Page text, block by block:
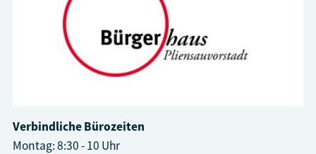
Verbindliche Bürozeiten
Montag: 8:30 - 10 Uhr